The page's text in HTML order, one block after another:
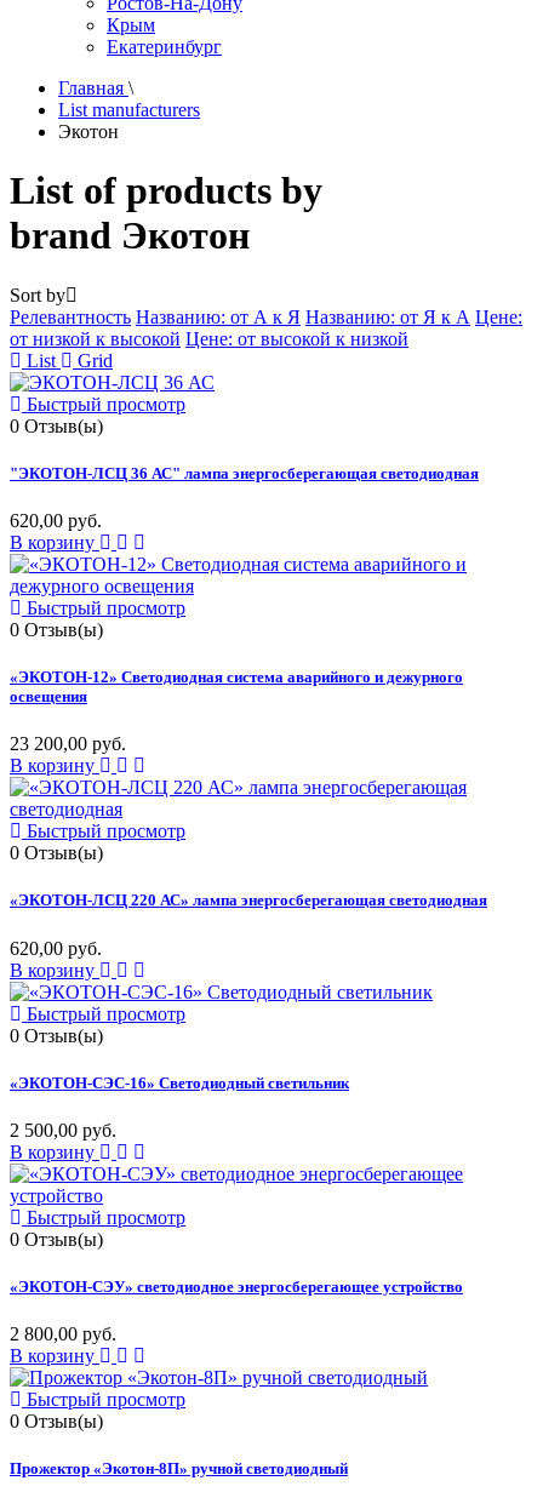
Крым
Екатеринбург
Главная \
List manufacturers
Экотон
List of products by
brand Экотон
Sort by
Релевантность Названию: от А к Я Названию: от Я к А Цене:
от низкой к высокой Цене: от высокой к низкой
List
Grid
Быстрый просмотр
0 Отзыв(ы)
"ЭКОТОН-ЛСЦ 36 АС" лампа энергосберегающая светодиодная
620,00 руб.
В корзину
Быстрый просмотр
0 Отзыв(ы)
«ЭКОТОН-12» Светодиодная система аварийного и дежурного
освещения
23 200,00 руб.
В корзину
Быстрый просмотр
0 Отзыв(ы)
«ЭКОТОН-ЛСЦ 220 АС» лампа энергосберегающая светодиодная
620,00 руб.
В корзину
Быстрый просмотр
0 Отзыв(ы)
«ЭКОТОН-СЭС-16» Светодиодный светильник
2 500,00 руб.
В корзину
Быстрый просмотр
0 Отзыв(ы)
«ЭКОТОН-СЭУ» светодиодное энергосберегающее устройство
2 800,00 руб.
В корзину
Быстрый просмотр
0 Отзыв(ы)
Прожектор «Экотон-8П» ручной светодиодный